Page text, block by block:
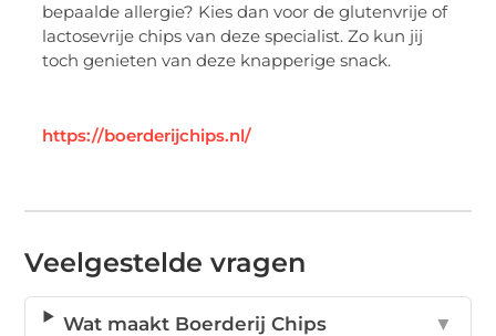
bepaalde allergie? Kies dan voor de glutenvrije of
lactosevrije chips van deze specialist. Zo kun jij
toch genieten van deze knapperige snack.
https://boerderijchips.nl/
Veelgestelde vragen
Wat maakt Boerderij Chips
▼